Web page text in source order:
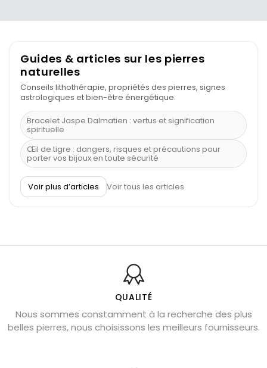
Guides & articles sur les pierres
naturelles
Conseils lithothérapie, propriétés des pierres, signes
astrologiques et bien-être énergétique.
Bracelet Jaspe Dalmatien : vertus et signification
spirituelle
Œil de tigre : dangers, risques et précautions pour
porter vos bijoux en toute sécurité
À quel poignet porter un bracelet de pierre
Découvrez le scorpion et ses pierres
Bienfaits de la sélénite – pierre des anges
L’améthyste est-elle faite pour moi ?
Chrysocolle : pierre apaisante
Obsidienne dorée : vertus et signification
Voir plus d’articles Voir tous les articles
QUALITÉ
Nous sommes constamment à la recherche des plus
belles pierres, nous choisissons les meilleurs fournisseurs.